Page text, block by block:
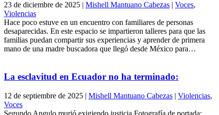
23 de diciembre de 2025 | Mishell Mantuano Cabezas | Voces,
Violencias
Hace poco estuve en un encuentro con familiares de personas
desaparecidas. En este espacio se impartieron talleres para que las
familias puedan compartir sus experiencias y aprender de primera
mano de una madre buscadora que llegó desde México para…
La esclavitud en Ecuador no ha terminado:
12 de septiembre de 2025 | Mishell Mantuano Cabezas | Violencias,
Voces
Segundo Angulo murió exigiendo justicia Fotografía de portada: